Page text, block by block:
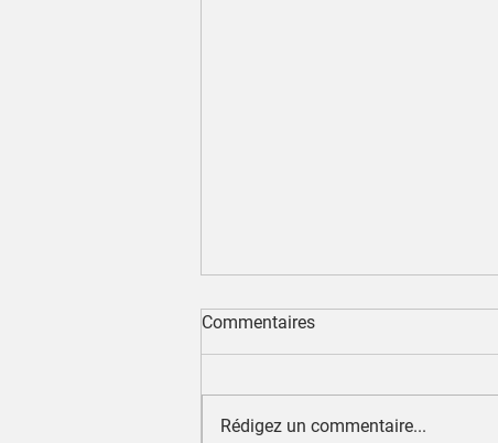
Commentaires
Rédigez un commentaire...